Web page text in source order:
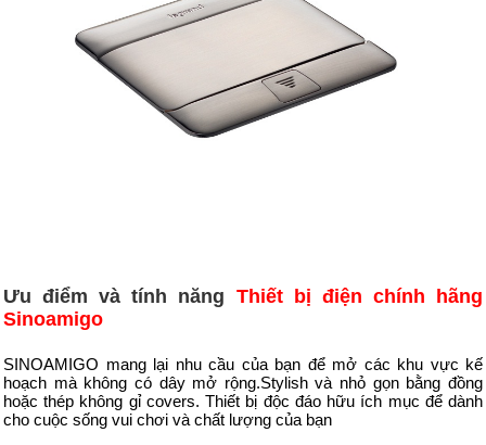
Ưu điểm và tính năng Thiết bị điện chính hãng
Sinoamigo
SINOAMIGO mang lại nhu cầu của bạn để mở các khu vực kế
hoạch mà không có dây mở rộng.Stylish và nhỏ gọn bằng đồng
hoặc thép không gỉ covers. Thiết bị độc đáo hữu ích mục để dành
cho cuộc sống vui chơi và chất lượng của bạn